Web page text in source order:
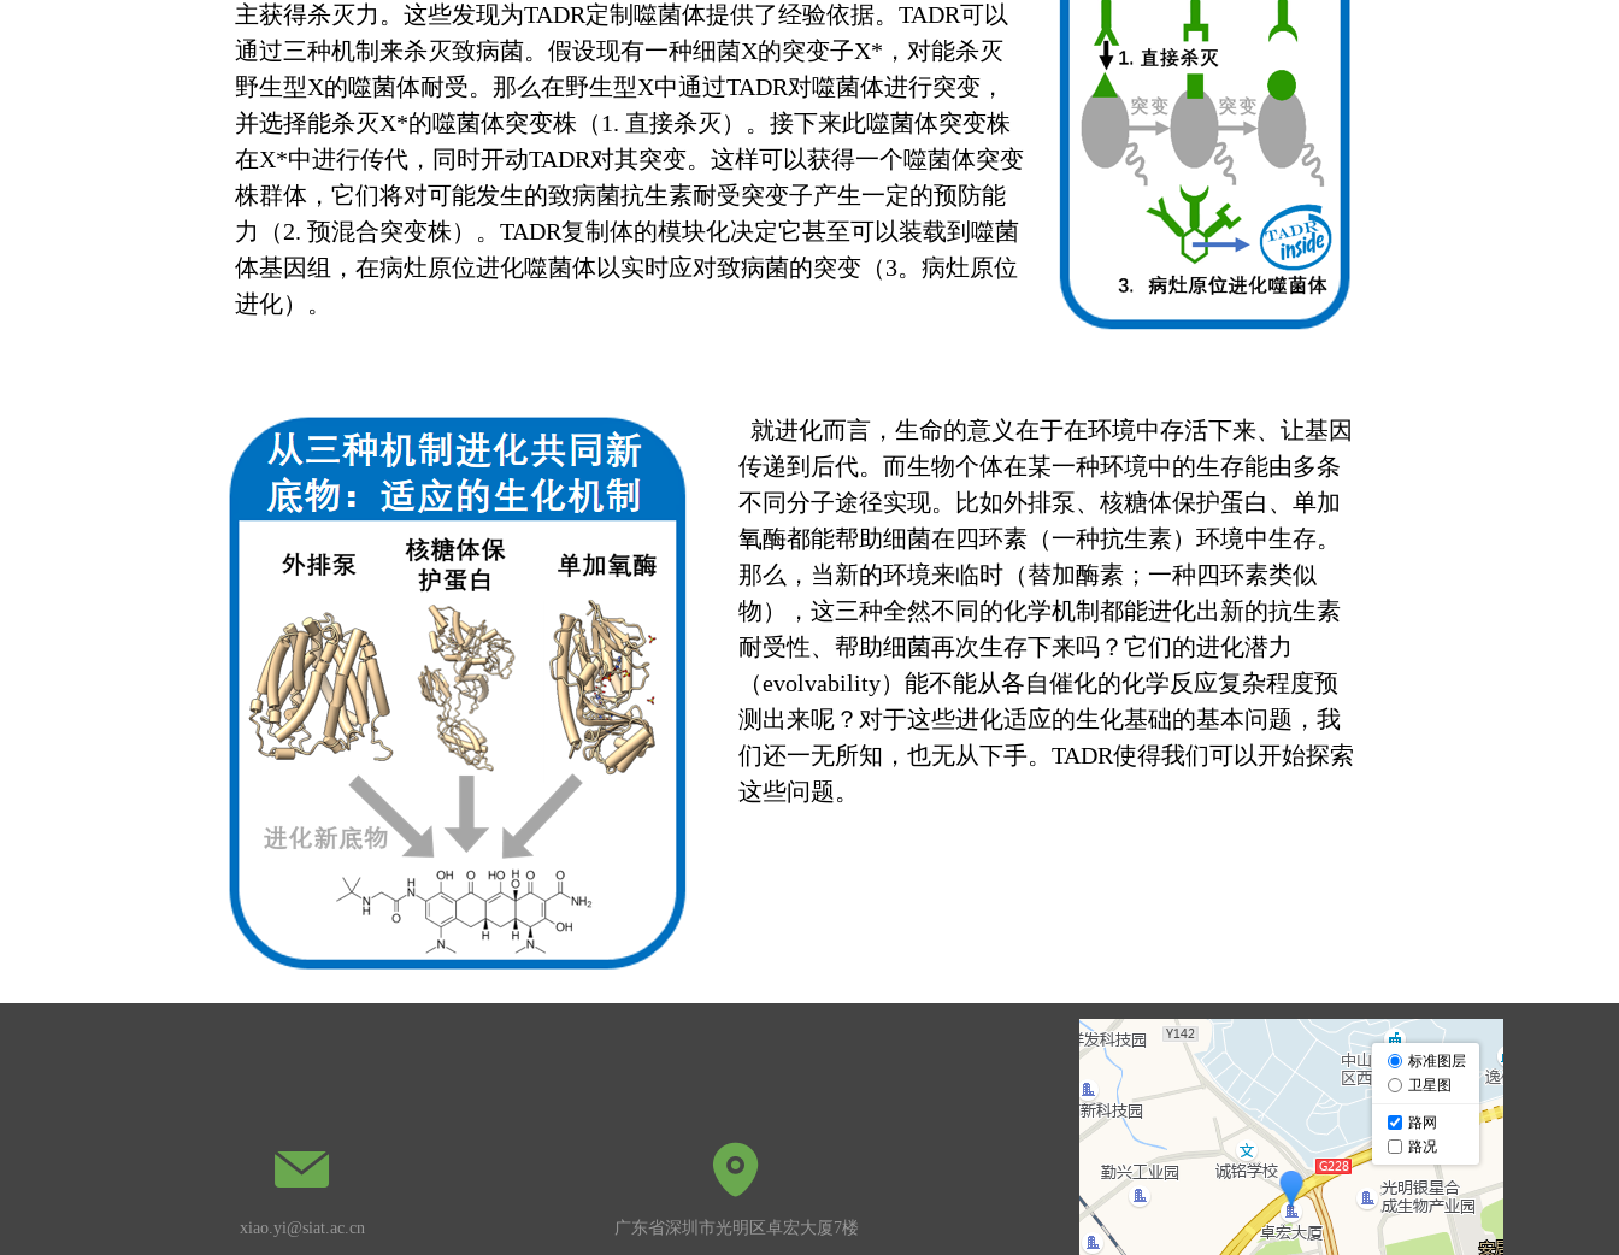
主获得杀灭力。这些发现为TADR定制噬菌体提供了经验依据。TADR可以
通过三种机制来杀灭致病菌。假设现有一种细菌X的突变子X*，对能杀灭
野生型X的噬菌体耐受。那么在野生型X中通过TADR对噬菌体进行突变，
并选择能杀灭X*的噬菌体突变株（1. 直接杀灭）。接下来此噬菌体突变株
在X*中进行传代，同时开动TADR对其突变。这样可以获得一个噬菌体突变
株群体，它们将对可能发生的致病菌抗生素耐受突变子产生一定的预防能
力（2. 预混合突变株）。TADR复制体的模块化决定它甚至可以装载到噬菌
体基因组，在病灶原位进化噬菌体以实时应对致病菌的突变（3。病灶原位
进化）。
就进化而言，生命的意义在于在环境中存活下来、让基因
传递到后代。而生物个体在某一种环境中的生存能由多条
不同分子途径实现。比如外排泵、核糖体保护蛋白、单加
氧酶都能帮助细菌在四环素（一种抗生素）环境中生存。
那么，当新的环境来临时（替加酶素；一种四环素类似
物），这三种全然不同的化学机制都能进化出新的抗生素
耐受性、帮助细菌再次生存下来吗？它们的进化潜力
（evolvability）能不能从各自催化的化学反应复杂程度预
测出来呢？对于这些进化适应的生化基础的基本问题，我
们还一无所知，也无从下手。TADR使得我们可以开始探索
这些问题。
xiao.yi@siat.ac.cn 广东省深圳市光明区卓宏大厦7楼